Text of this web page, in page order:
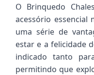
O Brinquedo
acessório essencial
uma série de
estar e a felicidade
indicado tanto
permitindo que